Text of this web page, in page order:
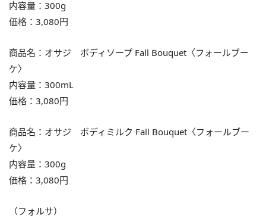
内容量：300g
価格：3,080円
商品名：オサジ ボディソープ Fall Bouquet〈フォールブー
ケ〉
内容量：300mL
価格：3,080円
商品名：オサジ ボディミルク Fall Bouquet〈フォールブー
ケ〉
内容量：300g
価格：3,080円
（フォルサ）